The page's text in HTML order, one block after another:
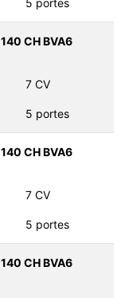
5 portes
CH BVA6
7 CV
5 portes
CH BVA6
7 CV
5 portes
CH BVA6